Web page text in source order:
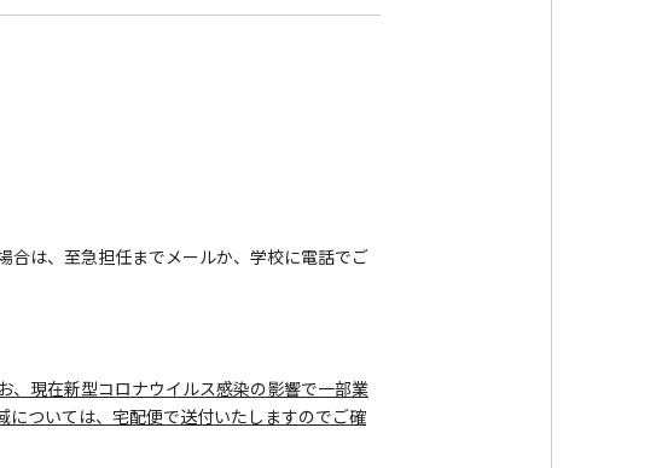
は、至急担任までメールか、学校に電話でご
、現在新型コロナウイルス感染の影響で一部業
について は、宅配便で送付いたしますのでご確